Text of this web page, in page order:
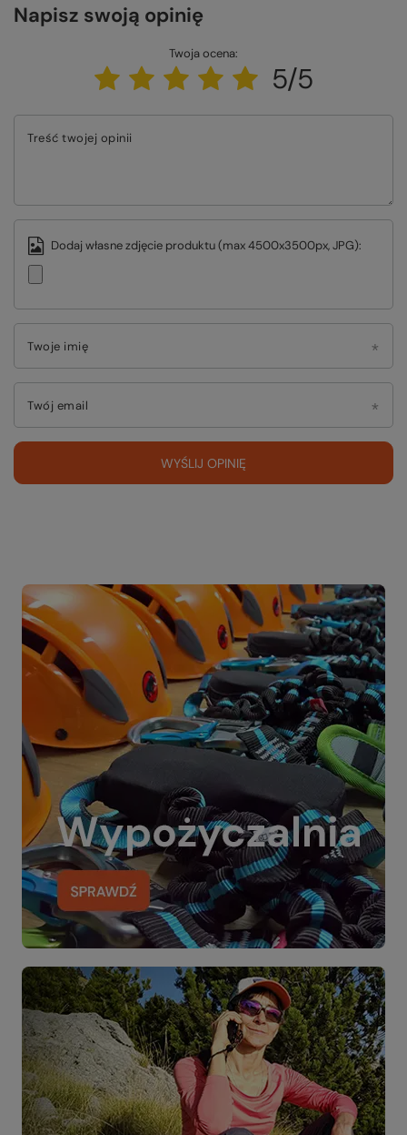
Napisz swoją opinię
Twoja ocena:
5/5
Treść twojej opinii
Dodaj własne zdjęcie produktu (max 4500x3500px, JPG):
Twoje imię
Twój email
WYŚLIJ OPINIĘ